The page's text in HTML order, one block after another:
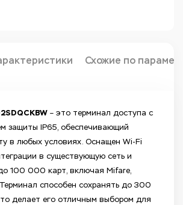
Схожие по
– это терминал доступа с
защиты IP65, обеспечивающий
в любых условиях. Оснащен Wi-Fi
в существующую сеть и
100 000 карт, включая Mifare,
способен сохранять до 300
делает его отличным выбором для